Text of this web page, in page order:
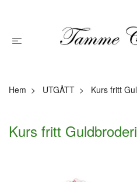
Hem UTGÅTT Kurs fritt
Kurs fritt